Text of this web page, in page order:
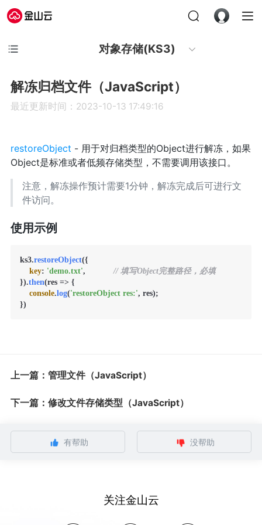
对象存储(KS3)
解冻归档文件（JavaScript）
最近更新时间：2023-10-13 17:49:16
restoreObject - 用于对归档类型的Object进行解冻，如果
Object是标准或者低频存储类型，不需要调用该接口。
注意，解冻操作预计需要1分钟，解冻完成后可进行文
件访问。
使用示例
ks3.restoreObject({
key: 'demo.txt', // 填写Object完整路径，必填
}).then(res => {
console.log('restoreObject res:', res);
上一篇：管理文件（JavaScript）
下一篇：修改文件存储类型（JavaScript）
有帮助 没帮助
关注金山云